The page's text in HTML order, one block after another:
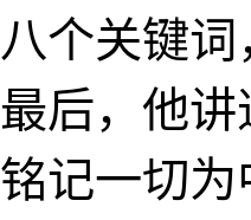
八个关键
最后，他
铭记一切